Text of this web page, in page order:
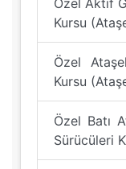
Özel Aktif
Kursu
Özel
Kursu
Özel Batı
Sürücüleri